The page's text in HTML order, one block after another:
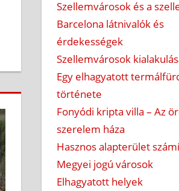
Szellemvárosok és a
Barcelona látnivalók és
érdekességek
Szellemvárosok
Egy elhagyatott
története
Fonyódi kripta villa – Az
szerelem háza
Hasznos alapterület
Megyei jogú városok
Elhagyatott helyek